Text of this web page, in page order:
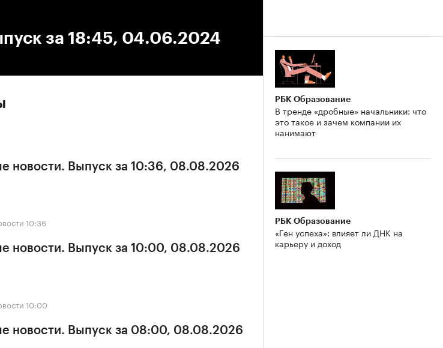
за 18:45, 04.06.2024
новости. Выпуск за 10:36, 08.08.2026
10:36
новости. Выпуск за 10:00, 08.08.2026
10:00
новости. Выпуск за 08:00, 08.08.2026
РБК Образование
В тренде «дробные» начальники: что
это такое и зачем компании их
нанимают
РБК Образование
«Ген успеха»: влияет ли ДНК на
карьеру и доход